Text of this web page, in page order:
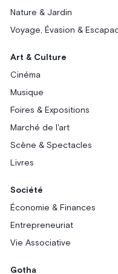
Nature & Jardin
Voyage, Évasion &
Art & Culture
Cinéma
Musique
Foires & Expositions
Marché de l'art
Scène & Spectacles
Livres
Société
Économie & Finances
Entrepreneuriat
Vie Associative
Gotha